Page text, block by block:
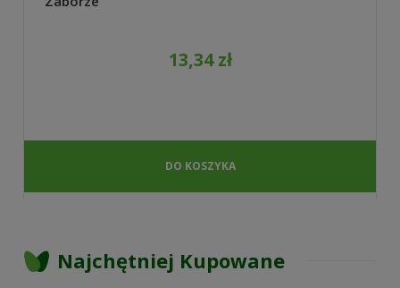
13,34 zł
DO KOSZYKA
Najchętniej Kupowane